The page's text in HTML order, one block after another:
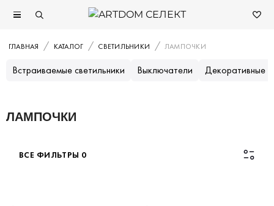
ГЛАВНАЯ КАТАЛОГ СВЕТИЛЬНИКИ ЛАМПОЧКИ
Встраиваемые светильники Выключатели Декоративные
ЛАМПОЧКИ
ВСЕ ФИЛЬТРЫ 0